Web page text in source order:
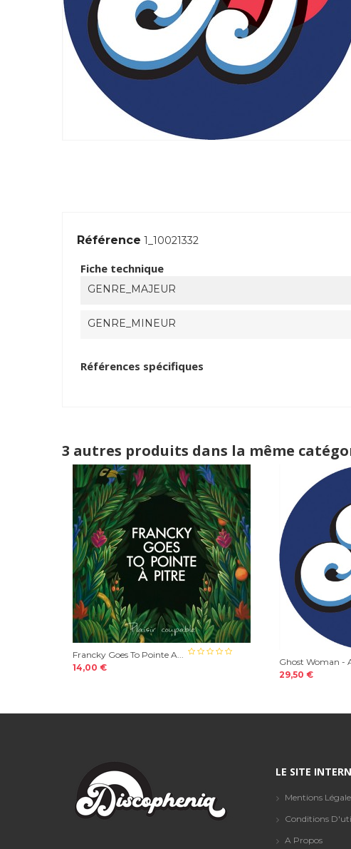
Référence 1_10021332
Fiche technique
GENRE_MAJEUR
GENRE_MINEUR
Références spécifiques
3 autres produits dans la même
Francky Goes To Pointe A...
14,00 €
Ghost Woman -
29,50 €
LE SITE
Mentions
Conditions
A Propos